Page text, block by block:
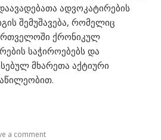
ადვოკატირების
შემუშავება, რომელიც
ქრონიკულ
საჭიროებებს და
მხარეთა აქტიური
a comment